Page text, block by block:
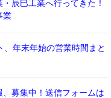
辰巳工業へ行ってきた！
業
年末年始の営業時間まと
募集中！送信フォームは